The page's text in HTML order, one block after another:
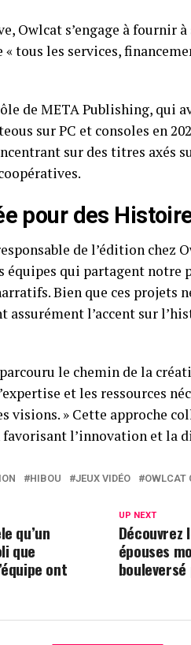
Owlcat s’engage à fournir
tous les services,
de META Publishing, qui
sur PC et consoles en
sur des titres axés
pour des
de l’édition chez
équipes qui partagent notre
Bien que ces projets
assurément l’accent sur
le chemin de la
et les ressources
visions. » Cette approche
favorisant l’innovation et la
HIBOU JEUX VIDÉO OWLCAT
UP NEXT
Découvrez
épouses
qu’un
que
ont